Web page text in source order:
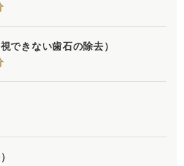
できない歯石の除去）